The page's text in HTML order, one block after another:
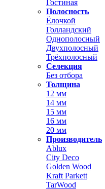
Гостиная
Полосность
Ёлочкой
Голландский
Однополосный
Двухполосный
Трёхполосный
Селекция
Без отбора
Толщина
12 мм
14 мм
15 мм
16 мм
20 мм
Производитель
Ablux
City Deco
Golden Wood
Kraft Parkett
TarWood